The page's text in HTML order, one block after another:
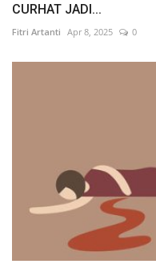
CURHAT JADI...
Fitri Artanti Apr 8, 2025 0